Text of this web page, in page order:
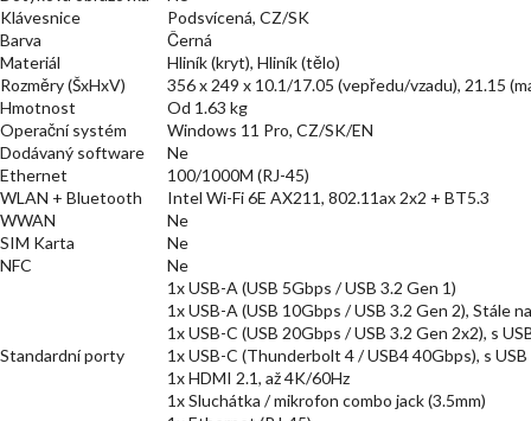
Klávesnice
Podsvícená, CZ/SK
Barva
Černá
Materiál
Hliník (kryt), Hliník (tělo)
Rozměry (ŠxHxV)
356 x 249 x 10.1/17.05 (vepředu/vzadu), 21.15
Hmotnost
Od 1.63 kg
Operační systém
Windows 11 Pro, CZ/SK/EN
Dodávaný software
Ne
Ethernet
100/1000M (RJ-45)
WLAN + Bluetooth
Intel Wi-Fi 6E AX211, 802.11ax 2x2 + BT5.3
WWAN
Ne
SIM Karta
Ne
NFC
Ne
Standardní porty
1x USB-A (USB 5Gbps / USB 3.2 Gen 1)
1x USB-A (USB 10Gbps / USB 3.2 Gen 2), Stále
1x USB-C (USB 20Gbps / USB 3.2 Gen 2x2), s
1x USB-C (Thunderbolt 4 / USB4 40Gbps), s
1x HDMI 2.1, až 4K/60Hz
1x Sluchátka / mikrofon combo jack (3.5mm)